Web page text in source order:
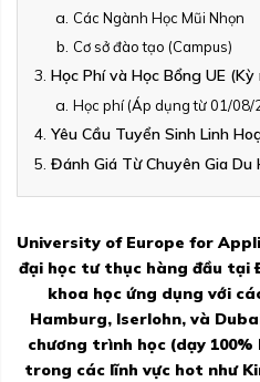
Các Ngành Học Mũi Nhọn
Cơ sở đào tạo (Campus)
Học Phí và Học Bổng UE
Học phí (Áp dụng từ 01/08/
Yêu Cầu Tuyển Sinh Linh
Đánh Giá Từ Chuyên Gia Du
University of Europe for
đại học tư thục hàng đầu tại
khoa học ứng dụng với
Hamburg, Iserlohn, và
chương trình học (dạy
trong các lĩnh vực hot như